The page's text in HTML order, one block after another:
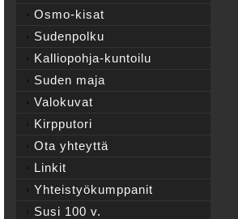
Osmo-kisat
Sudenpolku
Kalliopohja-kuntoilu
Suden maja
Valokuvat
Kirpputori
Ota yhteyttä
Linkit
Yhteistyökumppanit
Susi 100 v.